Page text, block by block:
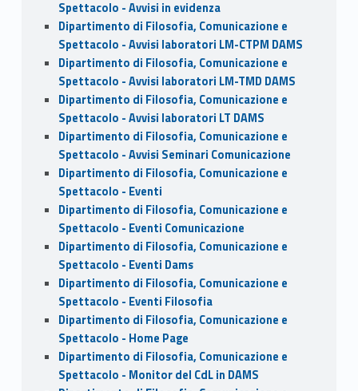
Spettacolo - Avvisi in evidenza
Dipartimento di Filosofia, Comunicazione e
Spettacolo - Avvisi laboratori LM-CTPM DAMS
Dipartimento di Filosofia, Comunicazione e
Spettacolo - Avvisi laboratori LM-TMD DAMS
Dipartimento di Filosofia, Comunicazione e
Spettacolo - Avvisi laboratori LT DAMS
Dipartimento di Filosofia, Comunicazione e
Spettacolo - Avvisi Seminari Comunicazione
Dipartimento di Filosofia, Comunicazione e
Spettacolo - Eventi
Dipartimento di Filosofia, Comunicazione e
Spettacolo - Eventi Comunicazione
Dipartimento di Filosofia, Comunicazione e
Spettacolo - Eventi Dams
Dipartimento di Filosofia, Comunicazione e
Spettacolo - Eventi Filosofia
Dipartimento di Filosofia, Comunicazione e
Spettacolo - Home Page
Dipartimento di Filosofia, Comunicazione e
Spettacolo - Monitor del CdL in DAMS